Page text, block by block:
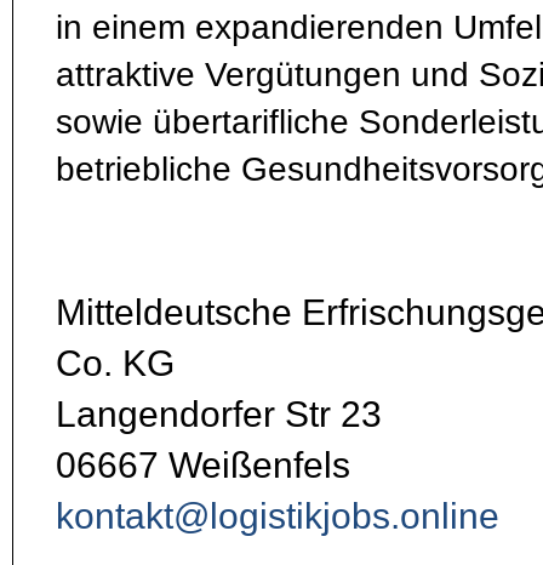
in einem expandierenden
attraktive Vergütungen und
sowie übertarifliche
betriebliche
Mitteldeutsche
Co. KG
Langendorfer Str 23
06667 Weißenfels
kontakt@logistikjobs.online